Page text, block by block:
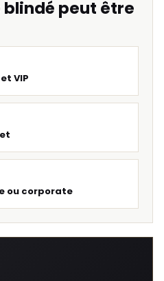
blindé peut être
VIP
ou corporate